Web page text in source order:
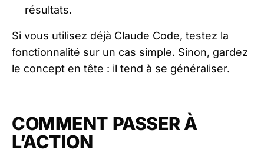
résultats.
Si vous utilisez déjà Claude Code, testez la
fonctionnalité sur un cas simple. Sinon, gardez
le concept en tête : il tend à se généraliser.
COMMENT PASSER À
L’ACTION